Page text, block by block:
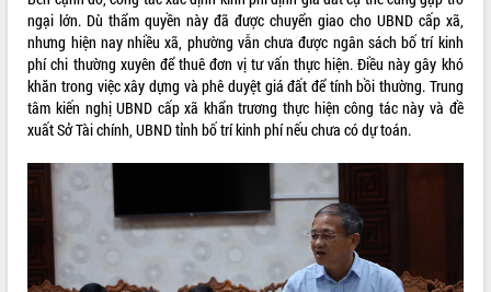
truyền số liệu chuyên dùng phục vụ cơ
quan Đảng, Nhà nước
Lễ phát động chuỗi hoạt động chung
tay làm sạch môi trường
Xã Ea Kar bước chuyển mình trong
công tác cải cách hành chính mô hình
UBND tỉnh họp báo định kỳ tháng 4
năm 2026
Hội thảo khoa học “Giải pháp thúc đẩy
phát triển nền kinh tế xanh tại tỉnh
Đắk Lắk”
ngại lớn. Dù thẩm quyền này đã được chuyển giao cho UBND cấp xã,
nhưng hiện nay nhiều xã, phường vẫn chưa được ngân sách bố trí kinh
phí chi thường xuyên để thuê đơn vị tư vấn thực hiện. Điều này gây khó
khăn trong việc xây dựng và phê duyệt giá đất để tính bồi thường. Trung
tâm kiến nghị UBND cấp xã khẩn trương thực hiện công tác này và đề
xuất Sở Tài chính, UBND tỉnh bố trí kinh phí nếu chưa có dự toán.